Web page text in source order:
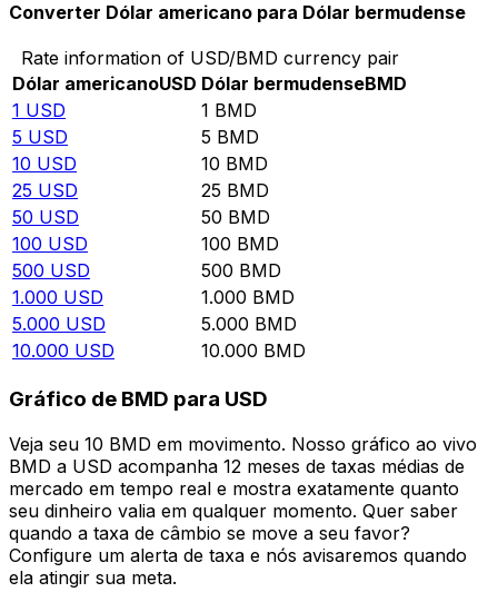
Converter Dólar americano para Dólar bermudense
Rate information of USD/BMD currency pair
Dólar americanoUSD Dólar bermudenseBMD
1 USD 1 BMD
5 USD 5 BMD
10 USD 10 BMD
25 USD 25 BMD
50 USD 50 BMD
100 USD 100 BMD
500 USD 500 BMD
1.000 USD 1.000 BMD
5.000 USD 5.000 BMD
10.000 USD 10.000 BMD
Gráfico de BMD para USD
Veja seu 10 BMD em movimento. Nosso gráfico ao vivo
BMD a USD acompanha 12 meses de taxas médias de
mercado em tempo real e mostra exatamente quanto
seu dinheiro valia em qualquer momento. Quer saber
quando a taxa de câmbio se move a seu favor?
Configure um alerta de taxa e nós avisaremos quando
ela atingir sua meta.